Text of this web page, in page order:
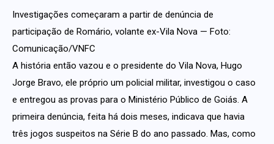
Investigações começaram a partir de denúncia de
participação de Romário, volante ex-Vila Nova — Foto:
Comunicação/VNFC
A história então vazou e o presidente do Vila Nova, Hugo
Jorge Bravo, ele próprio um policial militar, investigou o caso
e entregou as provas para o Ministério Público de Goiás. A
primeira denúncia, feita há dois meses, indicava que havia
três jogos suspeitos na Série B do ano passado. Mas, como